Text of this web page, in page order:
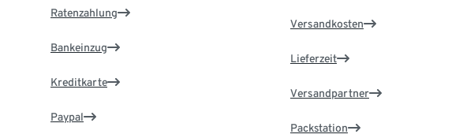
Ratenzahlung
Bankeinzug
Kreditkarte
Paypal
Versandkosten
Lieferzeit
Versandpartner
Packstation